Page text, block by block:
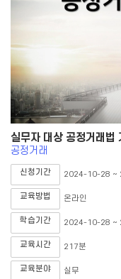
실무자 대상 공정거래법
공정거래
신청기간 2024-10-28 ~
교육방법 온라인
학습기간 2024-10-28 ~
교육시간 217분
교육분야 실무